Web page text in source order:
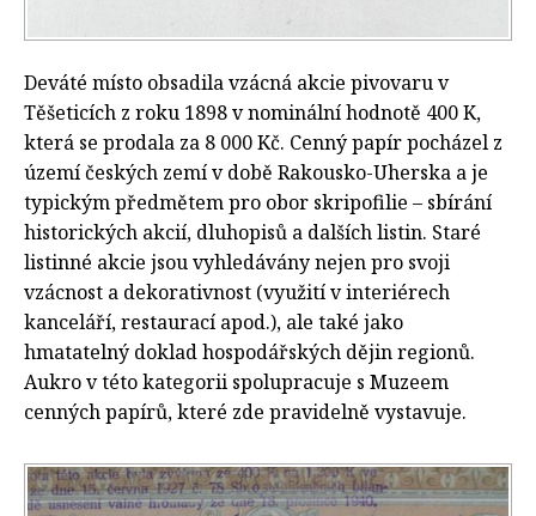
Deváté místo obsadila vzácná akcie pivovaru v
Těšeticích z roku 1898 v nominální hodnotě 400 K,
která se prodala za 8 000 Kč. Cenný papír pocházel z
území českých zemí v době Rakousko-Uherska a je
typickým předmětem pro obor skripofilie – sbírání
historických akcií, dluhopisů a dalších listin. Staré
listinné akcie jsou vyhledávány nejen pro svoji
vzácnost a dekorativnost (využití v interiérech
kanceláří, restaurací apod.), ale také jako
hmatatelný doklad hospodářských dějin regionů.
Aukro v této kategorii spolupracuje s Muzeem
cenných papírů, které zde pravidelně vystavuje.